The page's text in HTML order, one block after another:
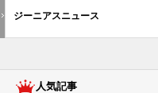
ジーニアスニュース
人気記事